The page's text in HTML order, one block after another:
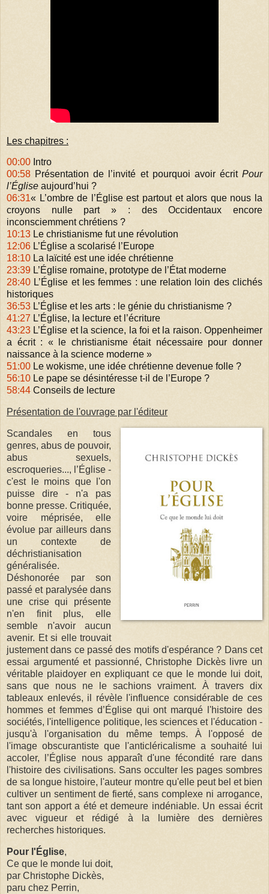
Les chapitres :
00:00 Intro
00:58 Présentation de l’invité et pourquoi avoir écrit Pour
l’Église aujourd’hui ?
06:31« L’ombre de l’Église est partout et alors que nous la
croyons nulle part » : des Occidentaux encore
inconsciemment chrétiens ?
10:13 Le christianisme fut une révolution
12:06 L’Église a scolarisé l’Europe
18:10 La laïcité est une idée chrétienne
23:39 L’Église romaine, prototype de l’État moderne
28:40 L’Église et les femmes : une relation loin des clichés
historiques
36:53 L’Église et les arts : le génie du christianisme ?
41:27 L’Église, la lecture et l’écriture
43:23 L’Église et la science, la foi et la raison. Oppenheimer
a écrit : « le christianisme était nécessaire pour donner
naissance à la science moderne »
51:00 Le wokisme, une idée chrétienne devenue folle ?
56:10 Le pape se désintéresse t-il de l’Europe ?
58:44 Conseils de lecture
Présentation de l'ouvrage par l'éditeur
Scandales en tous
genres, abus de pouvoir,
abus sexuels,
escroqueries..., l’Église -
c'est le moins que l'on
puisse dire - n'a pas
bonne presse. Critiquée,
voire méprisée, elle
évolue par ailleurs dans
un contexte de
déchristianisation
généralisée.
Déshonorée par son
passé et paralysée dans
une crise qui présente
n'en finit plus, elle
semble n'avoir aucun
avenir. Et si elle trouvait
justement dans ce passé des motifs d'espérance ? Dans cet
essai argumenté et passionné, Christophe Dickès livre un
véritable plaidoyer en expliquant ce que le monde lui doit,
sans que nous ne le sachions vraiment. À travers dix
tableaux enlevés, il révèle l'influence considérable de ces
hommes et femmes d’Église qui ont marqué l'histoire des
sociétés, l'intelligence politique, les sciences et l'éducation -
jusqu'à l'organisation du même temps. À l'opposé de
l'image obscurantiste que l'anticléricalisme a souhaité lui
accoler, l’Église nous apparaît d'une fécondité rare dans
l'histoire des civilisations. Sans occulter les pages sombres
de sa longue histoire, l'auteur montre qu'elle peut bel et bien
cultiver un sentiment de fierté, sans complexe ni arrogance,
tant son apport a été et demeure indéniable. Un essai écrit
avec vigueur et rédigé à la lumière des dernières
recherches historiques.
Pour l'Église,
Ce que le monde lui doit,
par Christophe Dickès,
paru chez Perrin,